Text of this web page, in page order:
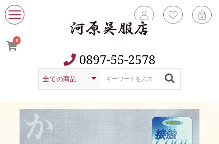
0897-55-2578
0